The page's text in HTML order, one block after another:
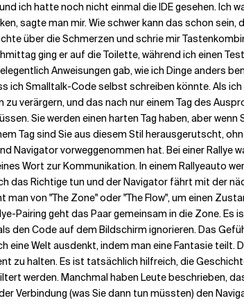
ich hatte noch nicht einmal die IDE gesehen. Ich
sagte man mir. Wie schwer kann das schon sein,
über die Schmerzen und schrie mir
ging er auf die Toilette, während ich einen
Anweisungen gab, wie ich Dinge anders
ich Smalltalk-Code selbst schreiben könnte. Als ich
verärgern, und das nach nur einem Tag des
Sie werden einen harten Tag haben, aber wenn
Tag sind Sie aus diesem Stil herausgerutscht,
Navigator vorweggenommen hat. Bei einer Rallye
Wort zur Kommunikation. In einem Rallyeauto
das Richtige tun und der Navigator fährt mit der
von "The Zone" oder "The Flow", um einen
Pairing geht das Paar gemeinsam in die Zone. Es
den Code auf dem Bildschirm ignorieren. Das
Welt ausdenkt, indem man eine Fantasie teilt.
zu halten. Es ist tatsächlich hilfreich, die
werden. Manchmal haben Leute beschrieben,
Verbindung (was Sie dann tun müssten) den